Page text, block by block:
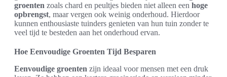
groenten zoals chard en peultjes bieden niet alleen een hoge
opbrengst, maar vergen ook weinig onderhoud. Hierdoor
kunnen enthousiaste tuinders genieten van hun tuin zonder te
veel tijd te besteden aan het onderhoud ervan.
Hoe Eenvoudige Groenten Tijd Besparen
Eenvoudige groenten zijn ideaal voor mensen met een druk